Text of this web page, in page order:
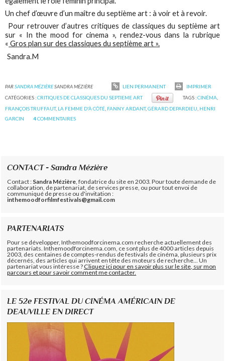
Un chef d’œuvre d’un maître du septième art : à voir et à revoir.
Pour retrouver d’autres critiques de classiques du septième art
sur « In the mood for cinema », rendez-vous dans la rubrique
« Gros plan sur des classiques du septième art ».
Sandra.M
PARSANDRA MÉZIÈRESANDRA MÉZIÈRE LIEN PERMANENT
IMPRIMER
CATÉGORIES :CRITIQUES DE CLASSIQUES DU SEPTIEME ART TAGS :CINÉMA
FRANÇOIS TRUFFAUT, LA FEMME D'À CÔTÉ FANNY ARDANT,GÉRARD DEPARDIEU HENRI
GARCIN
4COMMENTAIRES
CONTACT - Sandra Mézière
Contact : Sandra Mézière , fondatrice du site en 2003. Pour toute demande de
collaboration, de partenariat, de services presse, ou pour tout envoi de
communiqué de presse ou d'invitation :
inthemoodforfilmfestivals@gmail.com
PARTENARIATS
Pour se développer, Inthemoodforcinema.com recherche actuellement des
partenariats. Inthemoodforcinema.com, ce sont plus de 4000 articles depuis
2003, des centaines de comptes-rendus de festivals de cinéma, plusieurs prix
décernés, des articles qui arrivent en tête des moteurs de recherche... Un
partenariat vous intéresse ?Cliquez ici pour en savoir plus sur le site, sur mon
parcours et pour savoir comment me contacter.
LE 52e FESTIVAL DU CINÉMA AMÉRICAIN DE
DEAUVILLE EN DIRECT